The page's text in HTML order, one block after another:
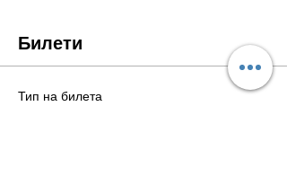
Билети
Тип на билета